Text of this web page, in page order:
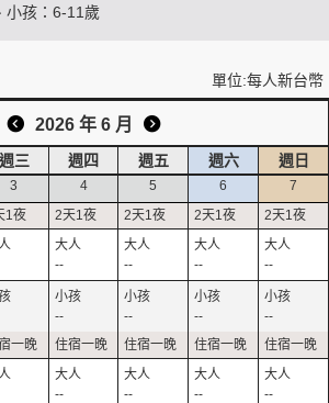
小孩：6-11歲
單位:每人新台幣
2026 年 6 月
週三 週四 週五 週六 週日
3 4
--
--
--
5
--
--
--
6
--
--
--
7
--
--
--